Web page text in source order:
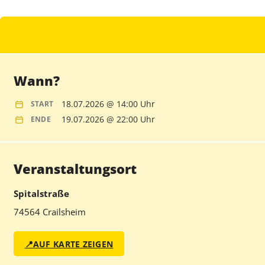
Wann?
START 18.07.2026 @ 14:00 Uhr
ENDE 19.07.2026 @ 22:00 Uhr
Veranstaltungsort
Spitalstraße
74564 Crailsheim
📍AUF KARTE ZEIGEN